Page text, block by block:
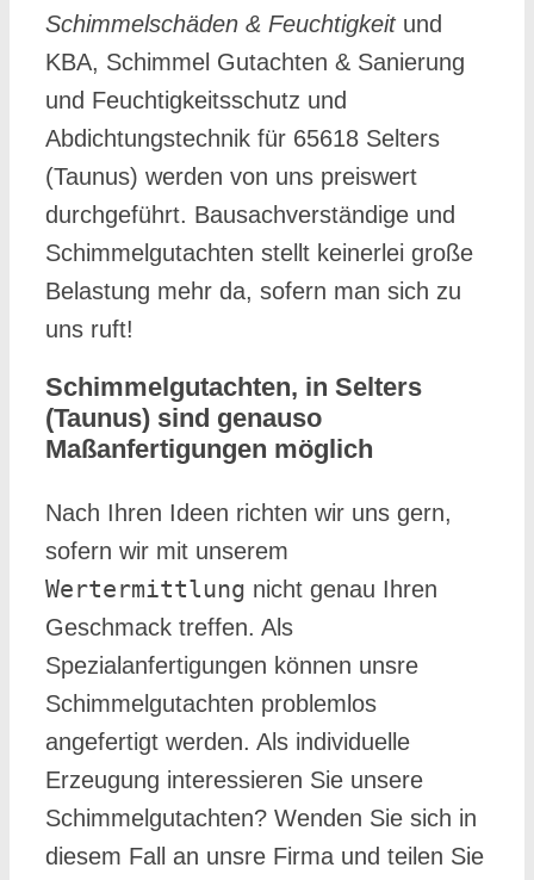
Schimmelschäden & Feuchtigkeitund
KBA, Schimmel Gutachten & Sanierung
und Feuchtigkeitsschutz und
Abdichtungstechnik für 65618 Selters
(Taunus) werden von uns preiswert
durchgeführt. Bausachverständige und
Schimmelgutachten stellt keinerlei große
Belastung mehr da, sofern man sich zu
uns ruft!
Schimmelgutachten, in Selters
(Taunus) sind genauso
Maßanfertigungen möglich
Nach Ihren Ideen richten wir uns gern,
sofern wir mit unserem
Wertermittlung nicht genau Ihren
Geschmack treffen. Als
Spezialanfertigungen können unsre
Schimmelgutachten problemlos
angefertigt werden. Als individuelle
Erzeugung interessieren Sie unsere
Schimmelgutachten? Wenden Sie sich in
diesem Fall an unsre Firma und teilen Sie